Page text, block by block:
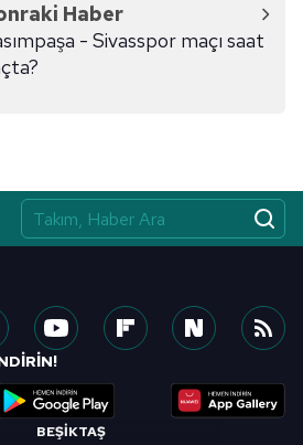
Haber
- Sivasspor maçı saat
BEŞİKTAŞ